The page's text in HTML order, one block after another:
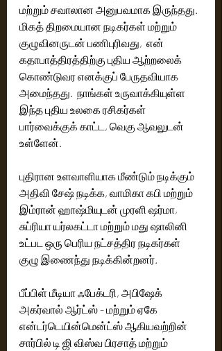
மற்றும் சவாலான அனுபவமாக இருந்தது.
மிகத் திறமையான நடிகர்கள் மற்றும்
குழுவினருடன் பணிபுரிவது,  என்
கதாபாத்திரத்திற்கு புதிய ஆற்றலைக்
கொண்டுவர எனக்குப் பேருதவியாக
அமைந்தது.  நாங்கள் உருவாக்கியுள்ள
இந்த புதிய உலகை ரசிகர்கள்
பார்வைக்குக் காட்ட, வெகு ஆவலுடன்
உள்ளேன்.
புதிரான உளவாளியாக மீண்டும் நடிக்கும்
அதிவி சேஷ் நடிக்க, வாமிகா கபி மற்றும்
இம்ரான் ஹாஷ்மியுடன் முரளி ஷர்மா,
சுப்ரியா யர்லகட்டா மற்றும் மது ஷாலினி
உட்பட ஒரு பெரிய நட்சத்திர நடிகர்கள்
குழு இணைந்து நடிக்கின்றனர்.
பீப்பிள் மீடியா ஃபேக்டரி, அபிஷேக்
அகர்வால் ஆர்ட்ஸ் - மற்றும் ஏகே
என்டர்டெயின்மென்ட்ஸ் ஆகியவற்றின்
சார்பில் டி ஜி விஸ்வ பிரசாத் மற்றும்